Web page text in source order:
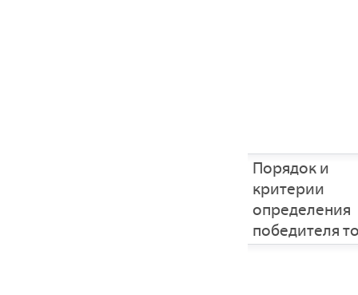
Порядок и
критерии
определения
победителя